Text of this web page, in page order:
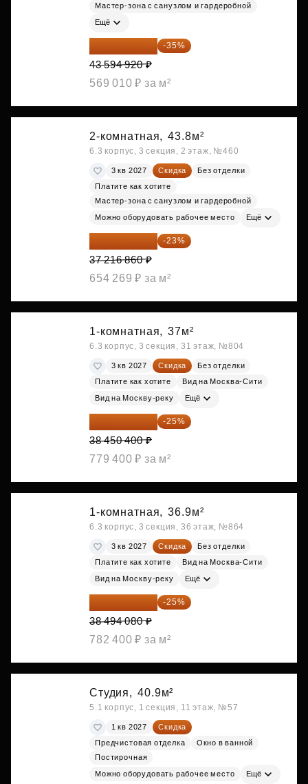
Мастер-зона с санузлом и гардеробной
Ещё
28 336 698 ₽ -35%
43 594 920 ₽
569 010 ₽ за м²
2-комнатная, 43.8м²
6.3 корпус, 3 секция, 2 этаж, №460
3 кв 2027 Скидка
Без отделки
Платите как хотите
Мастер-зона с санузлом и гардеробной
Можно оборудовать рабочее место Ещё
28 656 982 ₽ -23%
37 216 860 ₽
654 269 ₽ за м²
1-комнатная, 37м²
6.3 корпус, 3 секция, 31 этаж, №804
3 кв 2027 Скидка
Без отделки
Платите как хотите
Вид на Москва-Сити
Вид на Москву-реку Ещё
28 837 800 ₽ -25%
38 450 400 ₽
779 400 ₽ за м²
1-комнатная, 36.9м²
6.3 корпус, 3 секция, 36 этаж, №864
3 кв 2027 Скидка
Без отделки
Платите как хотите
Вид на Москва-Сити
Вид на Москву-реку Ещё
28 870 560 ₽ -25%
38 494 080 ₽
782 400 ₽ за м²
Студия, 40.9м²
5.1 корпус, 1 секция, 11 этаж, №57
1 кв 2027
Скидка
Предчистовая отделка
Окно в ванной
Постирочная
Можно оборудовать рабочее место Ещё